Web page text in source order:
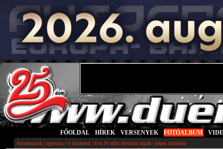
FŐOLDAL HÍREK VERSENYEK FOTÓALBUM
fotoalbumok | egysoros | ti küldtétek | Evo IV előtt feltöltött képek | képek feltöltése